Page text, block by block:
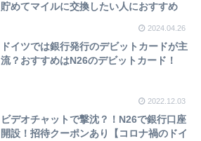
貯めてマイルに交換したい人におすすめ
2024.04.26
ドイツでは銀行発行のデビットカードが主
流？おすすめはN26のデビットカード！
2022.12.03
ビデオチャットで撃沈？！N26で銀行口座
開設！招待クーポンあり【コロナ禍のドイ